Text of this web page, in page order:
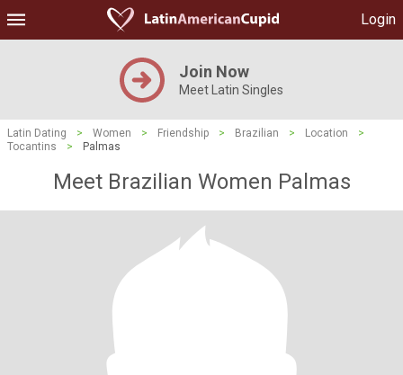
Login
Join Now
Meet Latin Singles
Latin Dating > Women > Friendship > Brazilian > Location
>
Tocantins
> Palmas
Meet Brazilian Women Palmas